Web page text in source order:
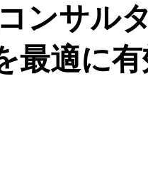
ンサル
最適に